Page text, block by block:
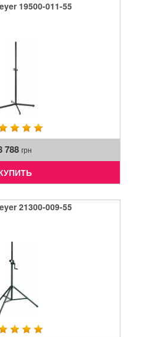
19500-011-55
788 грн
21300-009-55